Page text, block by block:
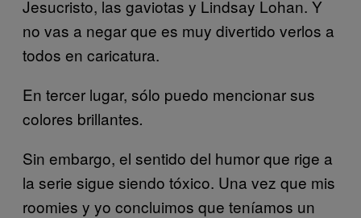
Jesucristo, las gaviotas y Lindsay Lohan. Y
no vas a negar que es muy divertido verlos a
todos en caricatura.
En tercer lugar, sólo puedo mencionar sus
colores brillantes.
Sin embargo, el sentido del humor que rige a
la serie sigue siendo tóxico. Una vez que mis
roomies y yo concluimos que teníamos un